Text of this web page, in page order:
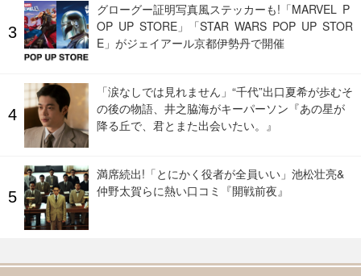
グローグー証明写真風ステッカーも!「MARVEL P
OP UP STORE」「STAR WARS POP UP STOR
E」がジェイアール京都伊勢丹で開催
「涙なしでは見れません」“千代”出口夏希が歩むそ
の後の物語、井之脇海がキーパーソン『あの星が
降る丘で、君とまた出会いたい。』
満席続出!「とにかく役者が全員いい」池松壮亮&
仲野太賀らに熱い口コミ『開戦前夜』